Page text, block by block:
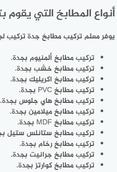
أنواع المطابخ التي يقوم
يوفر معلم تركيب مطابخ جدة تركيب
تركيب مطابخ ألمنيوم بجدة.
تركيب مطابخ خشب بجدة.
تركيب مطابخ اكريليك بجدة.
تركيب مطابخ PVC بجدة.
تركيب مطابخ هاي جلوس بجدة.
تركيب مطابخ ميلامين بجدة.
تركيب مطابخ MDF بجدة.
تركيب مطابخ ستانلس ستيل
تركيب مطابخ رخام بجدة.
تركيب مطابخ جرانيت بجدة.
تركيب مطابخ كوارتز بجدة.